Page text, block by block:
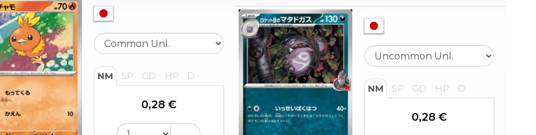
NM SP GD HP D
0,28 €
NM SP GD HP D
0,28 €